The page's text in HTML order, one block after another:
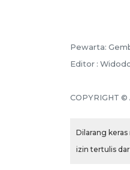
Pewarta:
Editor :
COPYRIGHT ©
Dilarang
izin tertulis